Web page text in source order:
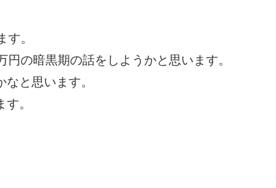
。
の暗黒期の話をしようかと思います。
と思います。
。